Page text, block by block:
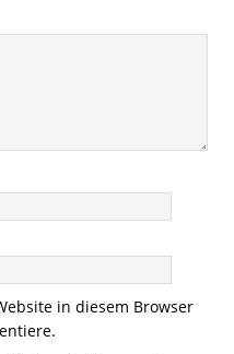
in diesem Browser